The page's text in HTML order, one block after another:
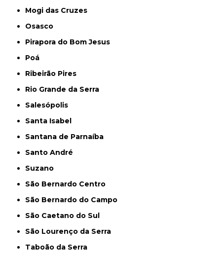
Mogi das Cruzes
Osasco
Pirapora do Bom Jesus
Poá
Ribeirão Pires
Rio Grande da Serra
Salesópolis
Santa Isabel
Santana de Parnaíba
Santo André
Suzano
São Bernardo Centro
São Bernardo do Campo
São Caetano do Sul
São Lourenço da Serra
Taboão da Serra